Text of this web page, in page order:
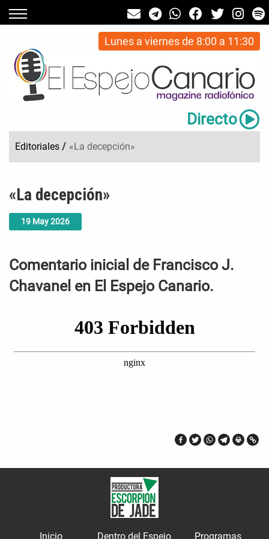
Lunes a viernes de 8:00 a 11:30
Directo
Editoriales / «La decepción»
19 May2026
«La decepción»
Comentario inicial de Francisco J.
Chavanel en El Espejo Canario.
Inicio Dentro del Espejo Programas